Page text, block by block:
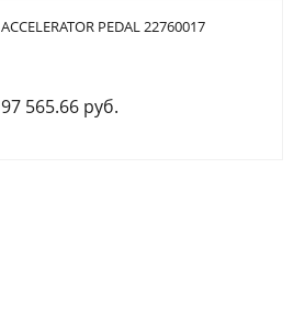
ACCELERATOR PEDAL 22760017
97 565.66 руб.